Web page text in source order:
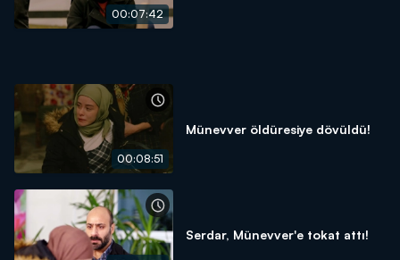
00:07:42
00:08:51
Münevver öldüresiye dövüldü!
Serdar, Münevver'e tokat attı!